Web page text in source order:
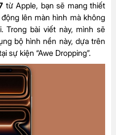
từ Apple, bạn sẽ mang thiết
lên màn hình mà không
Trong bài viết này, mình sẽ
bộ hình nền này, dựa trên
sự kiện “Awe Dropping”.